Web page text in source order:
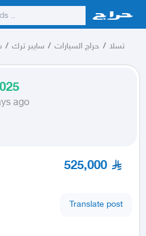
/ سايبر ترك / حراج السيارات / تسلا
ago
525,000
Translate post